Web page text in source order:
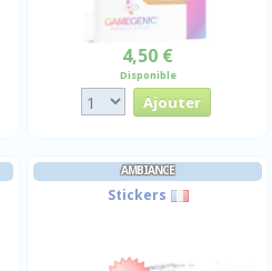
4,50 €
Disponible
AMBIANCE
Stickers